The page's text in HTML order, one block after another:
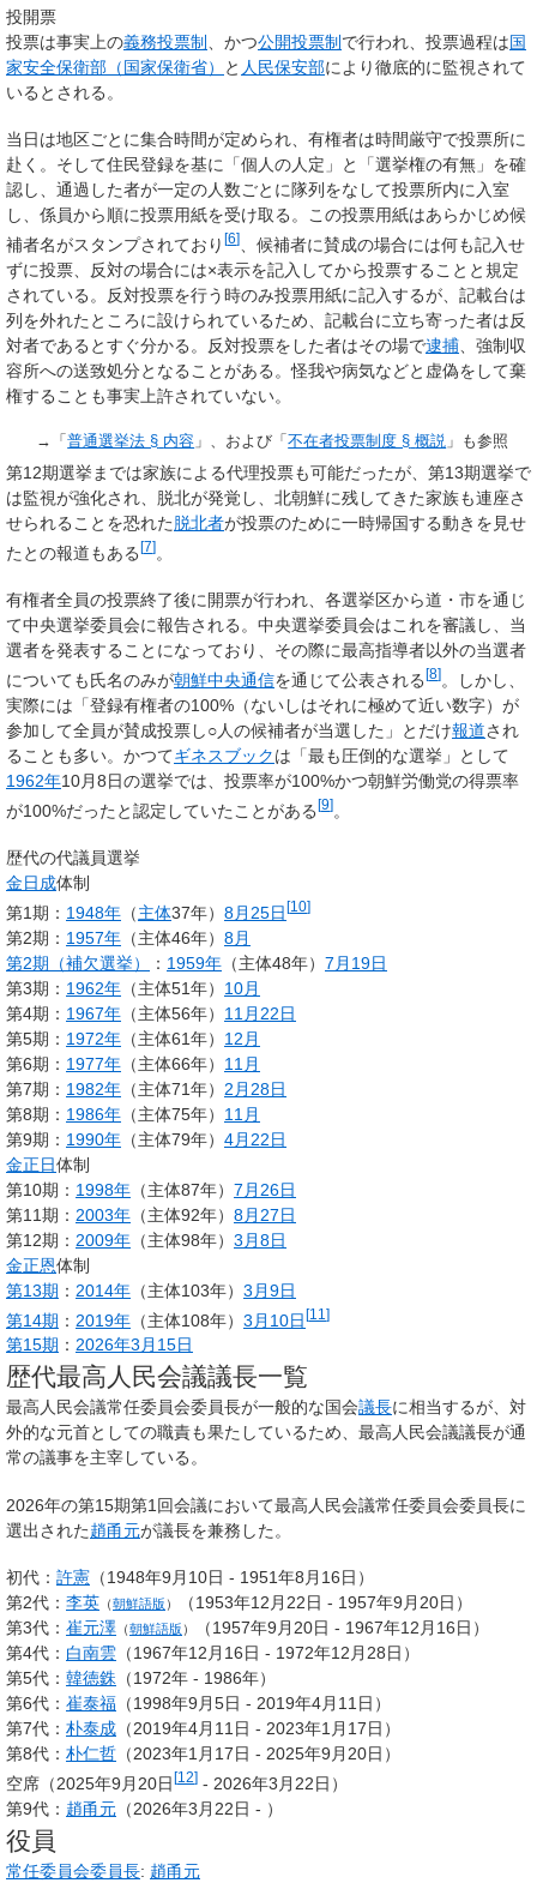
投開票
投票は事実上の義務投票制 、かつ公開投票制で行われ、投票過程は国
家安全保衛部（国家保衛省）
と 人民保安部により徹底的に監視されて
いるとされる。
当日は地区ごとに集合時間が定められ、有権者は時間厳守で投票所に
赴く。そして住民登録を基に「個人の人定」と「選挙権の有無」を確
認し、通過した者が一定の人数ごとに隊列をなして投票所内に入室
し、係員から順に投票用紙を受け取る。この投票用紙はあらかじめ候
補者名がスタンプされており [6]
、候補者に賛成の場合には何も記入せ
ずに投票、反対の場合には×表示を記入してから投票することと規定
されている。反対投票を行う時のみ投票用紙に記入するが、記載台は
列を外れたところに設けられているため、記載台に立ち寄った者は反
対者であるとすぐ分かる。反対投票をした者はその場で逮捕 、強制収
容所への送致処分となることがある。怪我や病気などと虚偽をして棄
権することも事実上許されていない。
→「普通選挙法 § 内容 」、および「不在者投票制度 § 概説 」も参照
第12期選挙までは家族による代理投票も可能だったが、第13期選挙で
は監視が強化され、脱北が発覚し、北朝鮮に残してきた家族も連座さ
せられることを恐れた脱北者が投票のために一時帰国する動きを見せ
たとの報道もある[7]。
有権者全員の投票終了後に開票が行われ、各選挙区から道・市を通じ
て中央選挙委員会に報告される。中央選挙委員会はこれを審議し、当
選者を発表することになっており、その際に最高指導者以外の当選者
についても氏名のみが朝鮮中央通信を通じて公表される[8]。しかし、
実際には 「登録有権者の100%（ないしはそれに極めて近い数字）が
参加して全員が賛成投票し○人の候補者が当選した」
とだけ報道され
ることも多い。かつてギネスブックは「最も圧倒的な選挙」として
1962年10月8日の選挙では、投票率が100%かつ朝鮮労働党の得票率
が100%だったと認定していたことがある[9]。
歴代の代議員選挙
金日成体制
第1期： 1948年 （主体37年） 8月25日[10]
第2期： 1957年 （主体46年） 8月
第2期（補欠選挙）
： 1959年 （主体48年） 7月19日
第3期： 1962年 （主体51年） 10月
第4期： 1967年 （主体56年） 11月22日
第5期： 1972年 （主体61年） 12月
第6期： 1977年 （主体66年） 11月
第7期： 1982年 （主体71年） 2月28日
第8期： 1986年 （主体75年） 11月
第9期： 1990年 （主体79年） 4月22日
金正日体制
第10期： 1998年 （主体87年） 7月26日
第11期： 2003年 （主体92年） 8月27日
第12期： 2009年 （主体98年） 3月8日
金正恩体制
第13期 ： 2014年 （主体103年） 3月9日
第14期 ： 2019年 （主体108年） 3月10日[11 ]
第15期 ： 2026年3月15日
歴代最高人民会議議長一覧
最高人民会議常任委員会委員長が一般的な国会議長に相当するが、対
外的な元首としての職責も果たしているため、最高人民会議議長が通
常の議事を主宰している。
2026年の第15期第1回会議において最高人民会議常任委員会委員長に
選出された趙甬元が議長を兼務した。
初代： 許憲 （1948年9月10日 - 1951年8月16日）
第2代： 李英 （朝鮮語版 ）
（1953年12月22日 - 1957年9月20日）
第3代： 崔元澤 （朝鮮語版 ）
（1957年9月20日 - 1967年12月16日）
第4代： 白南雲 （1967年12月16日 - 1972年12月28日）
第5代： 韓徳銖 （1972年 - 1986年）
第6代： 崔泰福 （1998年9月5日 - 2019年4月11日）
第7代： 朴泰成 （2019年4月11日 - 2023年1月17日）
第8代： 朴仁哲 （2023年1月17日 - 2025年9月20日）
空席（2025年9月20日 [12] - 2026年3月22日）
第9代： 趙甬元 （2026年3月22日 - ）
役員
常任委員会委員長: 趙甬元